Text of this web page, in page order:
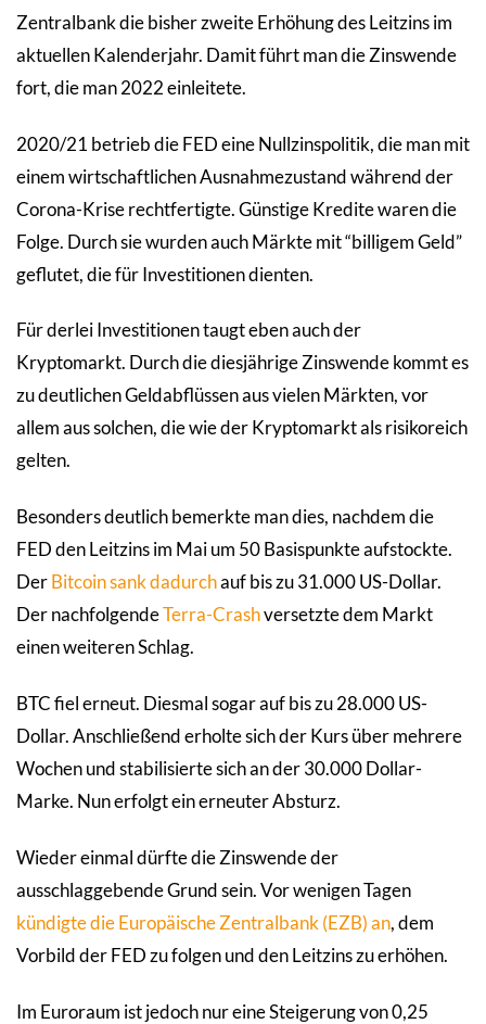
Zentralbank die bisher zweite Erhöhung des Leitzins im
aktuellen Kalenderjahr. Damit führt man die Zinswende
fort, die man 2022 einleitete.
2020/21 betrieb die FED eine Nullzinspolitik, die man mit
einem wirtschaftlichen Ausnahmezustand während der
Corona-Krise rechtfertigte. Günstige Kredite waren die
Folge. Durch sie wurden auch Märkte mit “billigem Geld”
geflutet, die für Investitionen dienten.
Für derlei Investitionen taugt eben auch der
Kryptomarkt. Durch die diesjährige Zinswende kommt es
zu deutlichen Geldabflüssen aus vielen Märkten, vor
allem aus solchen, die wie der Kryptomarkt als risikoreich
gelten.
Besonders deutlich bemerkte man dies, nachdem die
FED den Leitzins im Mai um 50 Basispunkte aufstockte.
DerBitcoin sank dadurchauf bis zu 31.000 US-Dollar.
Der nachfolgendeTerra-Crashversetzte dem Markt
einen weiteren Schlag.
BTC fiel erneut. Diesmal sogar auf bis zu 28.000 US-
Dollar. Anschließend erholte sich der Kurs über mehrere
Wochen und stabilisierte sich an der 30.000 Dollar-
Marke. Nun erfolgt ein erneuter Absturz.
Wieder einmal dürfte die Zinswende der
ausschlaggebende Grund sein. Vor wenigen Tagen
kündigte die Europäische Zentralbank (EZB) an, dem
Vorbild der FED zu folgen und den Leitzins zu erhöhen.
Im Euroraum ist jedoch nur eine Steigerung von 0,25